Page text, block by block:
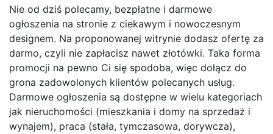
Nie od dziś polecamy, bezpłatne i darmowe
ogłoszenia na stronie z ciekawym i nowoczesnym
designem. Na proponowanej witrynie dodasz ofertę za
darmo, czyli nie zapłacisz nawet złotówki. Taka forma
promocji na pewno Ci się spodoba, więc dołącz do
grona zadowolonych klientów polecanych usług.
Darmowe ogłoszenia są dostępne w wielu kategoriach
jak nieruchomości (mieszkania i domy na sprzedaż i
wynajem), praca (stała, tymczasowa, dorywcza),